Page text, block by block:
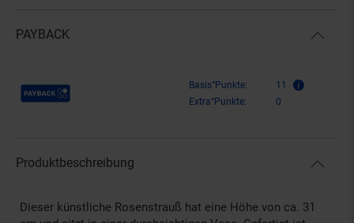
PAYBACK
Payback Punkte Basis°Punkte:
11
Extra°Punkte:
0
Produktbeschreibung
Dieser künstliche Rosenstrauß hat eine Höhe von ca. 31